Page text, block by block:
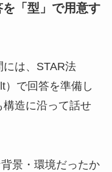
「型」で用意す
は、STAR法
）で回答を準備し
構造に沿って話せ
背景・環境だったか